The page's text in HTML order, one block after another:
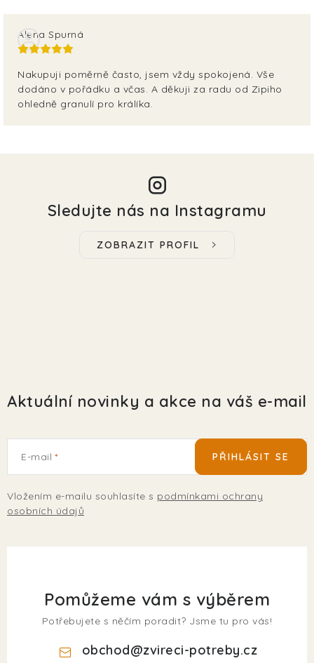
Alena Spurná
Nakupuji poměrně často, jsem vždy spokojená. Vše
dodáno v pořádku a včas. A děkuji za radu od Zipiho
ohledně granulí pro králíka.
Sledujte nás na Instagramu
ZOBRAZIT PROFIL
Aktuální novinky a akce na váš e-mail
E-mail
Vložením e-mailu souhlasíte s podmínkami ochrany
osobních údajů
PŘIHLÁSIT SE
Pomůžeme vám s výběrem
Potřebujete s něčím poradit? Jsme tu pro vás!
obchod@zvireci-potreby.cz